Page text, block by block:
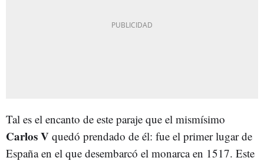
Tal es el encanto de este paraje que el mismísimo
Carlos V quedó prendado de él: fue el primer lugar de
España en el que desembarcó el monarca en 1517. Este